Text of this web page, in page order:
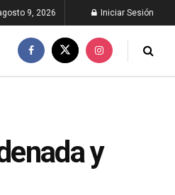
9, 2026 Iniciar Sesión
y